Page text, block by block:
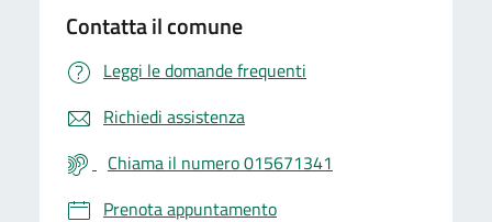
Contatta il comune
Leggi le domande frequenti
Richiedi assistenza
Chiama il numero 015671341
Prenota appuntamento